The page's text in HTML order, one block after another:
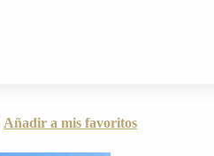
aux favoris
Añadir a mis favoritos